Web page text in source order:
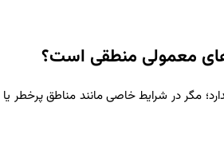
معمولی منطقی است؟
مگر در شرایط خاصی مانند مناطق پرخطر یا